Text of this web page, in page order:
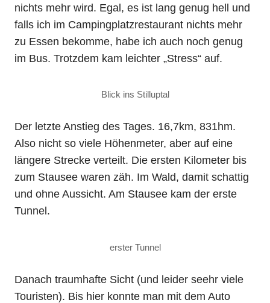
nichts mehr wird. Egal, es ist lang genug hell und
falls ich im Campingplatzrestaurant nichts mehr
zu Essen bekomme, habe ich auch noch genug
im Bus. Trotzdem kam leichter „Stress“ auf.
Blick ins Stilluptal
Der letzte Anstieg des Tages. 16,7km, 831hm.
Also nicht so viele Höhenmeter, aber auf eine
längere Strecke verteilt. Die ersten Kilometer bis
zum Stausee waren zäh. Im Wald, damit schattig
und ohne Aussicht. Am Stausee kam der erste
Tunnel.
erster Tunnel
Danach traumhafte Sicht (und leider seehr viele
Touristen). Bis hier konnte man mit dem Auto